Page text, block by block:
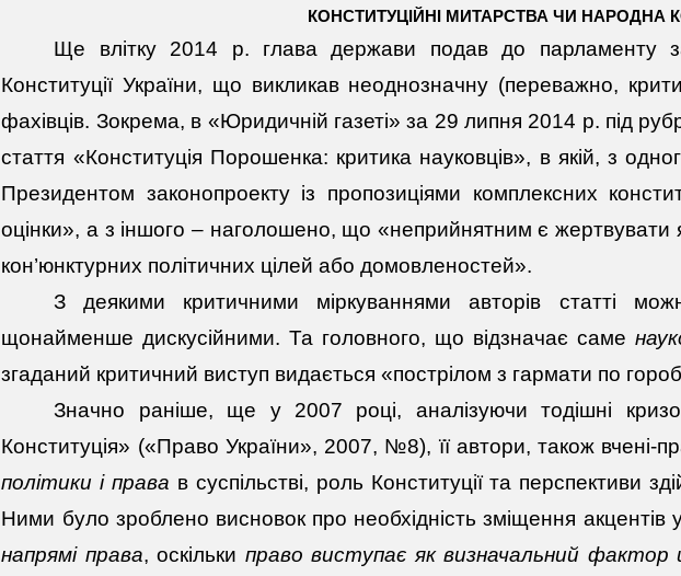
КОНСТИТУЦІЙНІ МИТАРСТВА ЧИ НАРОДНА
Ще влітку 2014 р. глава держави подав до парламенту
Конституції України, що викликав неоднозначну (переважно,
фахівців. Зокрема, в «Юридичній газеті» за 29 липня 2014 р. під
стаття «Конституція Порошенка: критика науковців», в якій, з
Президентом законопроекту із пропозиціями комплексних
оцінки», а з іншого – наголошено, що «неприйнятним є жертвувати
кон’юнктурних політичних цілей або домовленостей».
З деякими критичними міркуваннями авторів статті
щонайменше дискусійними. Та головного, що відзначає саме
згаданий критичний виступ видається «пострілом з гармати по
Значно раніше, ще у 2007 році, аналізуючи тодішні
Конституція» («Право України», 2007, №8), її автори, також вчені-
політики і права в суспільстві, роль Конституції та перспективи
Ними було зроблено висновок про необхідність зміщення акцентів
напрямі права, оскільки право виступає як визначальний фактор